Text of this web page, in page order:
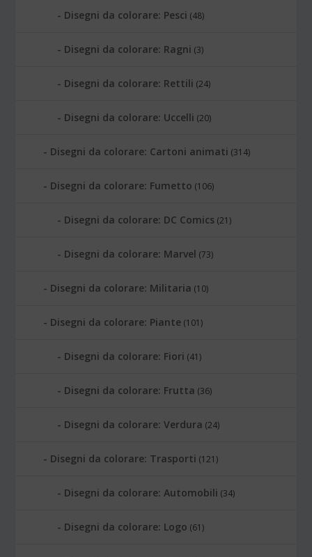
Disegni da colorare: Pesci (48)
Disegni da colorare: Ragni (3)
Disegni da colorare: Rettili (24)
Disegni da colorare: Uccelli (20)
Disegni da colorare: Cartoni animati (314)
Disegni da colorare: Fumetto (106)
Disegni da colorare: DC Comics (21)
Disegni da colorare: Marvel (73)
Disegni da colorare: Militaria (10)
Disegni da colorare: Piante (101)
Disegni da colorare: Fiori (41)
Disegni da colorare: Frutta (36)
Disegni da colorare: Verdura (24)
Disegni da colorare: Trasporti (121)
Disegni da colorare: Automobili (34)
Disegni da colorare: Logo (61)